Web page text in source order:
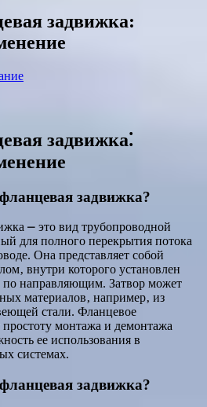
задвижка:
задвижка⁚
задвижка?
⎼ это вид трубопроводной
для полного перекрытия потока
Она представляет собой
внутри которого установлен
по направляющим. Затвор может
материалов‚ например‚ из
стали. Фланцевое
простоту монтажа и демонтажа
ее использования в
системах.
задвижка?